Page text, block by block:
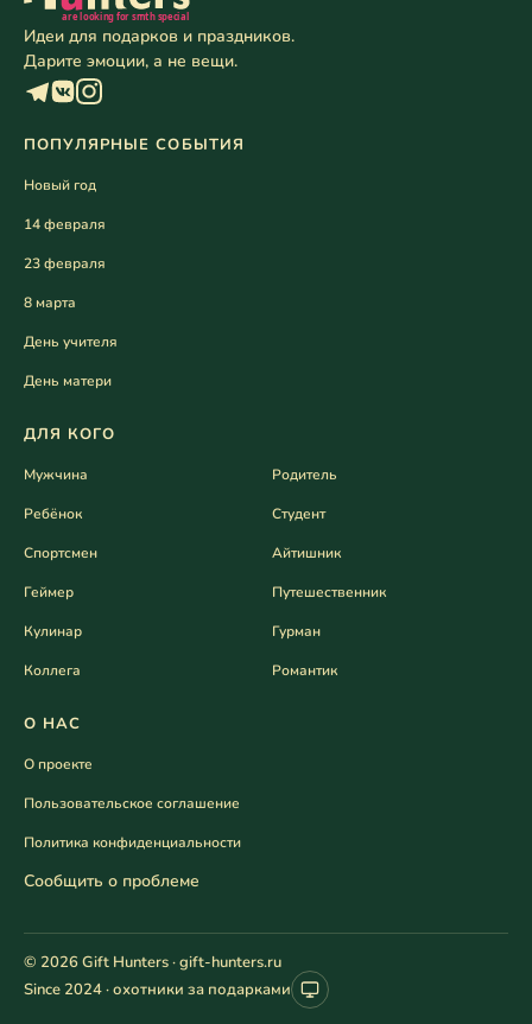
Идеи для подарков и праздников.
Дарите эмоции, а не вещи.
ПОПУЛЯРНЫЕ СОБЫТИЯ
Новый год
14 февраля
23 февраля
8 марта
День учителя
День матери
ДЛЯ КОГО
Мужчина Родитель
Ребёнок Студент
Спортсмен Айтишник
Геймер Путешественник
Кулинар Гурман
Коллега Романтик
О НАС
О проекте
Пользовательское соглашение
Политика конфиденциальности
Сообщить о проблеме
© 2026 Gift Hunters · gift-hunters.ru
Since 2024 · охотники за подарками